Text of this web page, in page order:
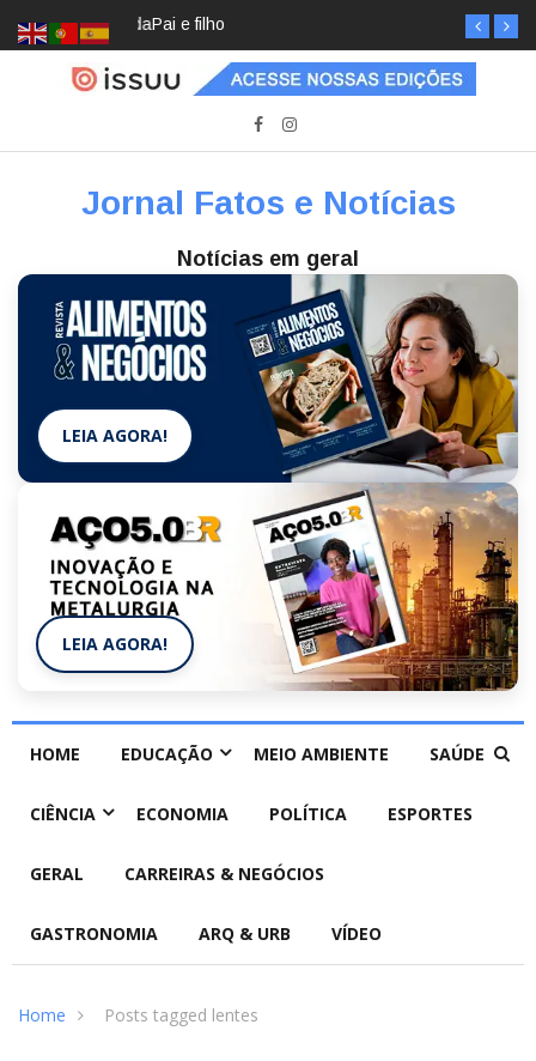
Pai e filho
Jornal Fatos e Notícias
Notícias em geral
LEIA AGORA!
LEIA AGORA!
HOME EDUCAÇÃO MEIO AMBIENTE SAÚDE
CIÊNCIA ECONOMIA POLÍTICA ESPORTES
GERAL CARREIRAS & NEGÓCIOS
GASTRONOMIA ARQ & URB VÍDEO
Home Posts tagged lentes